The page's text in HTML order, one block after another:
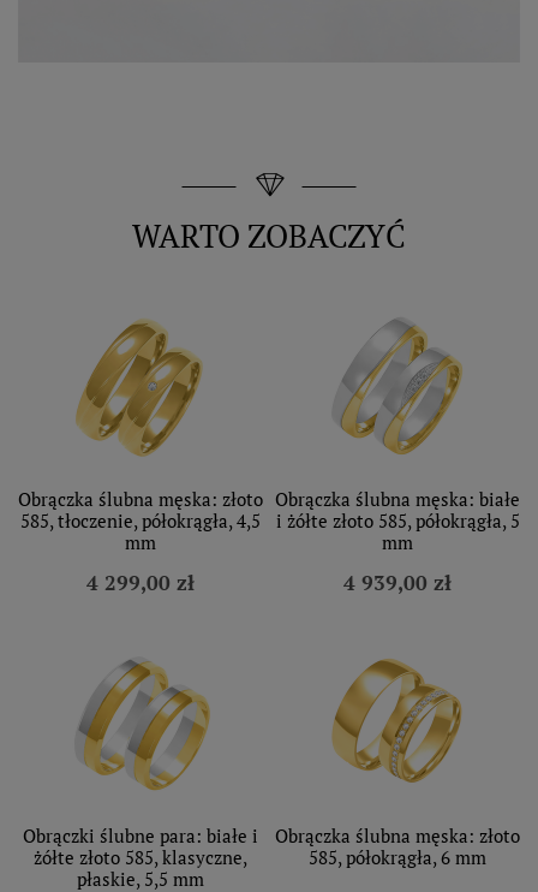
WARTO ZOBACZYĆ
Obrączka ślubna męska: złoto
585, tłoczenie, półokrągła, 4,5
mm
4 299,00 zł
Obrączka ślubna męska: białe
i żółte złoto 585, półokrągła, 5
mm
4 939,00 zł
Obrączki ślubne para: białe i
żółte złoto 585, klasyczne,
płaskie, 5,5 mm
Obrączka ślubna męska: złoto
585, półokrągła, 6 mm